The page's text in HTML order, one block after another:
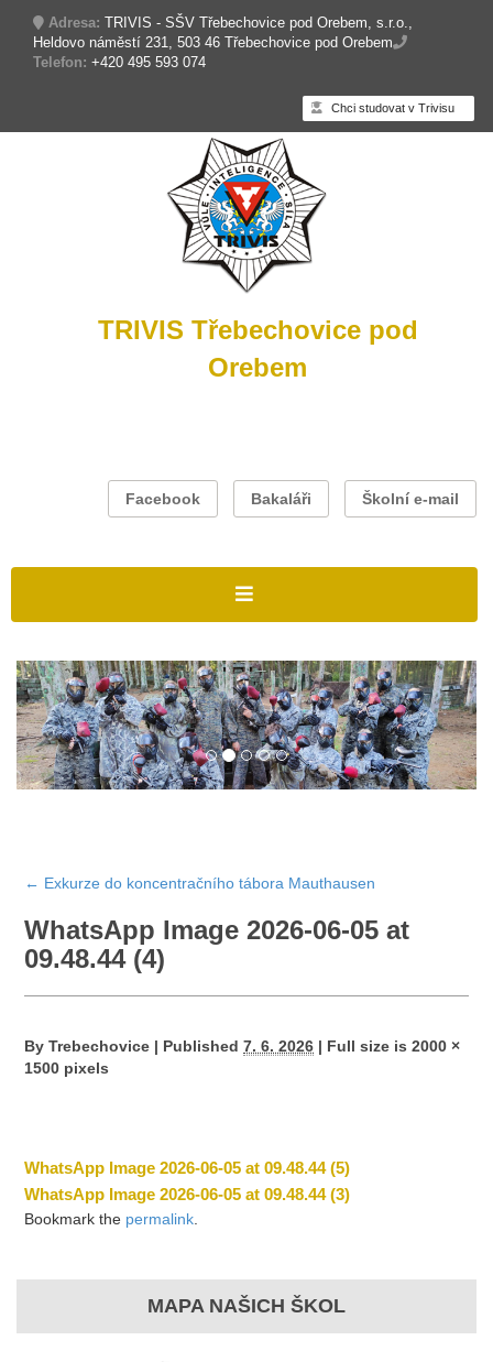
Adresa: TRIVIS - SŠV Třebechovice pod Orebem, s.r.o.,
Heldovo náměstí 231, 503 46 Třebechovice pod Orebem
Telefon: +420 495 593 074
Chci studovat v Trivisu
TRIVIS Třebechovice pod
Orebem
Facebook Bakaláři Školní e-mail
← Exkurze do koncentračního tábora Mauthausen
WhatsApp Image 2026-06-05 at
09.48.44 (4)
By Trebechovice | Published 7. 6. 2026 | Full size is2000 ×
1500 pixels
WhatsApp Image 2026-06-05 at 09.48.44 (5)
WhatsApp Image 2026-06-05 at 09.48.44 (3)
Bookmark the permalink
MAPA NAŠICH ŠKOL